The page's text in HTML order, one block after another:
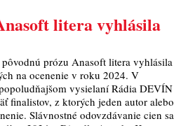
litera vyhlásila
pôvodnú prózu Anasoft litera vyhlásila
na ocenenie v roku 2024. V
vysielaní Rádia DEVÍN
finalistov, z ktorých jeden autor alebo
Slávnostné odovzdávanie cien sa